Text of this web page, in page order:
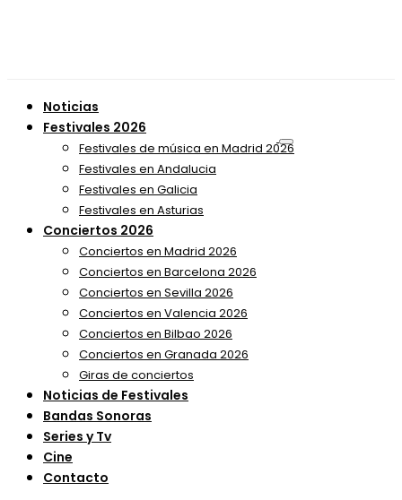
Noticias
Festivales 2026
Festivales de música en Madrid 2026
Festivales en Andalucia
Festivales en Galicia
Festivales en Asturias
Conciertos 2026
Conciertos en Madrid 2026
Conciertos en Barcelona 2026
Conciertos en Sevilla 2026
Conciertos en Valencia 2026
Conciertos en Bilbao 2026
Conciertos en Granada 2026
Giras de conciertos
Noticias de Festivales
Bandas Sonoras
Series y Tv
Cine
Contacto